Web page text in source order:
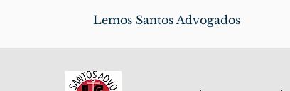
Lemos Santos Advogados